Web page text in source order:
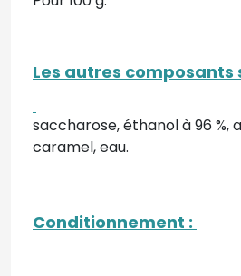
Les autres composants
saccharose, éthanol à 96 %,
caramel, eau.
Conditionnement :